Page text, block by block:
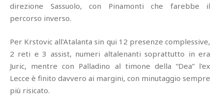
direzione Sassuolo, con Pinamonti che farebbe il
percorso inverso.
Per Krstovic all'Atalanta sin qui 12 presenze complessive,
2 reti e 3 assist, numeri altalenanti soprattutto in era
Juric, mentre con Palladino al timone della “Dea” l'ex
Lecce è finito davvero ai margini, con minutaggio sempre
più risicato.